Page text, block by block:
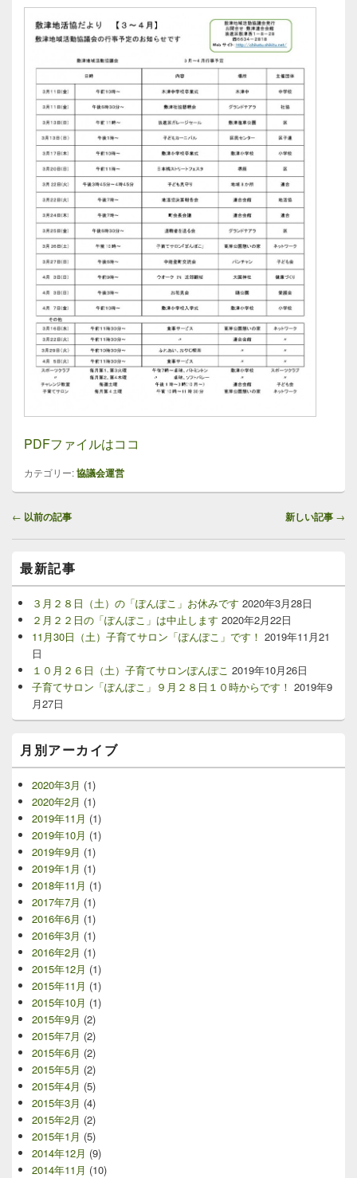
PDFファイルはココ
カテゴリー:協議会運営
投
ビ
ゲ
ー
シ
ョ
← 以前の記事 新しい記事 →
イ
ン
サ
イ
ウ
ィ
ェ
エ
リ
ア
最新記事
３月２８日（土）の「ぽんぽこ」お休みです 2020年3月28日
２月２２日の「ぽんぽこ」は中止します 2020年2月22日
11月30日（土）子育てサロン「ぽんぽこ」です！ 2019年11月21
日
１０月２６日（土）子育てサロンぽんぽこ 2019年10月26日
子育てサロン「ぽんぽこ」９月２８日１０時からです！ 2019年9
月27日
月別アーカイブ
2020年3月 (1)
2020年2月 (1)
2019年11月 (1)
2019年10月 (1)
2019年9月 (1)
2019年1月 (1)
2018年11月 (1)
2017年7月 (1)
2016年6月 (1)
2016年3月 (1)
2016年2月 (1)
2015年12月 (1)
2015年11月 (1)
2015年10月 (1)
2015年9月 (2)
2015年7月 (2)
2015年6月 (2)
2015年5月 (2)
2015年4月 (5)
2015年3月 (4)
2015年2月 (2)
2015年1月 (5)
2014年12月 (9)
2014年11月 (10)